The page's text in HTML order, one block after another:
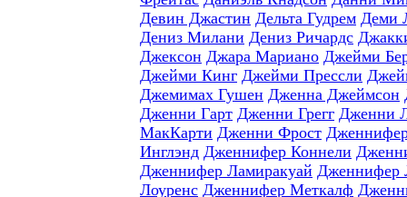
Девин Джастин Дельта Гудрем Деми
Дениз Милани Дениз Ричардс
Джексон Джара Мариано Джейми
Джейми Кинг Джейми Прессли
Джемимах Гушен Дженна Джеймсон
Дженни Гарт Дженни Грегг Дженни
МакКарти Дженни Фрост
Инглэнд Дженнифер Коннели
Дженнифер Ламиракуай Дженнифер
Лоуренс Дженнифер Меткалф